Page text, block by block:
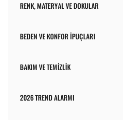
RENK, MATERYAL VE DOKULAR
BEDEN VE KONFOR İPUÇLARI
BAKIM VE TEMIZLIK
2026 TREND ALARMI